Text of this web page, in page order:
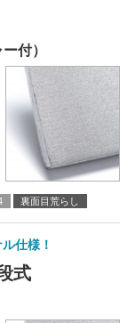
付）
裏面目荒らし
仕様！
式